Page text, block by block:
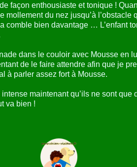
façon enthousiaste et tonique !
mollement du nez jusqu’à
comble bien davantage … L’enfant
dans le couloir avec Mousse en
de le faire attendre afin que je
à parler assez fort à Mousse.
maintenant qu’ils ne sont
va bien !